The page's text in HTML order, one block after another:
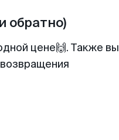
обратно)
цене🙌. Также вы